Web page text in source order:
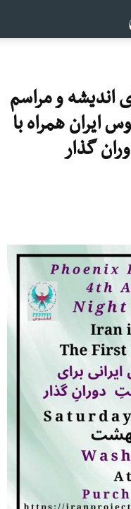
اندیشه و مراسم
ایران همراه با
دوران گذار